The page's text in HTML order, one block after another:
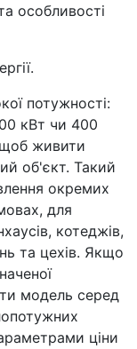
особливості
потужності:
кВт чи 400
щоб живити
об'єкт. Такий
окремих
для
котеджів,
та цехів. Якщо
модель серед
ціни